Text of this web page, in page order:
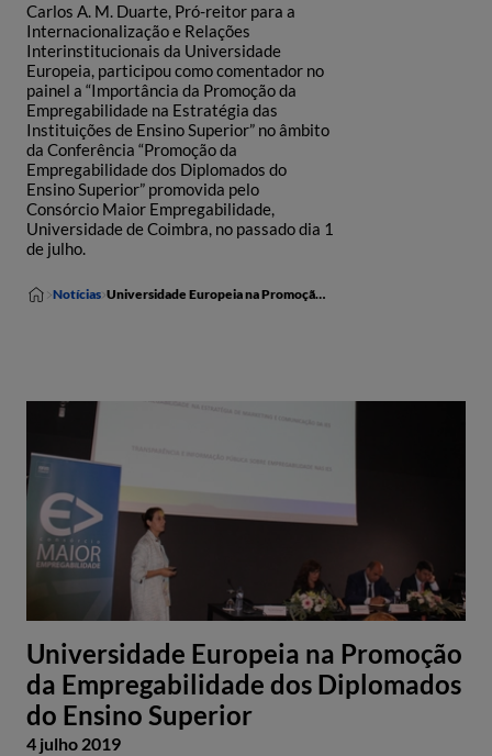
Carlos A. M. Duarte, Pró-reitor para a
Internacionalização e Relações
Interinstitucionais da Universidade
Europeia, participou como comentador no
painel a “Importância da Promoção da
Empregabilidade na Estratégia das
Instituições de Ensino Superior” no âmbito
da Conferência “Promoção da
Empregabilidade dos Diplomados do
Ensino Superior” promovida pelo
Consórcio Maior Empregabilidade,
Universidade de Coimbra, no passado dia 1
de julho.
Notícias Universidade Europeia na Promoção da Empregabilidade dos Diplomados do Ensino Superior
Universidade Europeia na Promoção
da Empregabilidade dos Diplomados
do Ensino Superior
4 julho 2019